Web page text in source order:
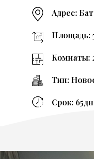
Адрес:
Площадь:
Комнаты:
Тип:
Срок: